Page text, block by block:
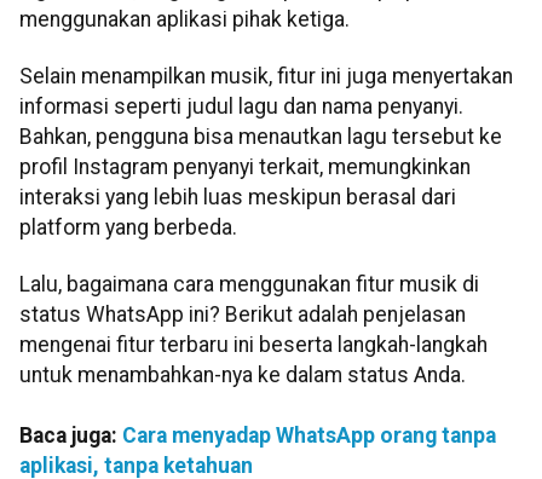
menggunakan aplikasi pihak ketiga.
Selain menampilkan musik, fitur ini juga menyertakan
informasi seperti judul lagu dan nama penyanyi.
Bahkan, pengguna bisa menautkan lagu tersebut ke
profil Instagram penyanyi terkait, memungkinkan
interaksi yang lebih luas meskipun berasal dari
platform yang berbeda.
Lalu, bagaimana cara menggunakan fitur musik di
status WhatsApp ini? Berikut adalah penjelasan
mengenai fitur terbaru ini beserta langkah-langkah
untuk menambahkan-nya ke dalam status Anda.
Baca juga: Cara menyadap WhatsApp orang tanpa
aplikasi, tanpa ketahuan